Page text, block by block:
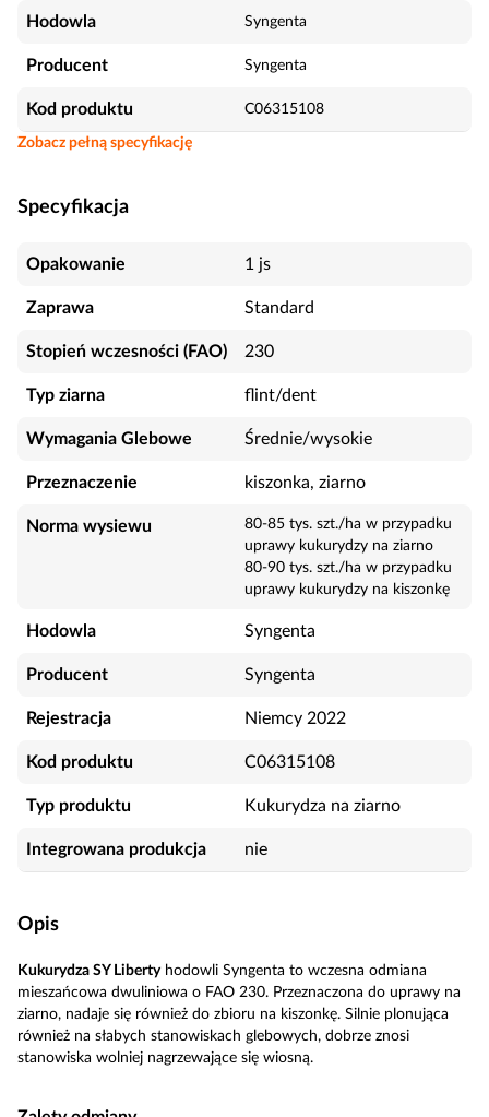
Hodowla Syngenta
Producent Syngenta
Kod produktu C06315108
Zobacz pełną specyfikację
Specyfikacja
Opakowanie 1 js
Zaprawa Standard
Stopień wczesności (FAO) 230
Typ ziarna flint/dent
Wymagania Glebowe Średnie/wysokie
Przeznaczenie kiszonka, ziarno
Norma wysiewu
80-85 tys. szt./ha w przypadku
uprawy kukurydzy na ziarno
80-90 tys. szt./ha w przypadku
uprawy kukurydzy na kiszonkę
Hodowla Syngenta
Producent Syngenta
Rejestracja Niemcy 2022
Kod produktu C06315108
Typ produktu Kukurydza na ziarno
Integrowana produkcja nie
Opis
Kukurydza SY Libertyhodowli Syngenta to wczesna odmiana
mieszańcowa dwuliniowa o FAO 230. Przeznaczona do uprawy na
ziarno, nadaje się również do zbioru na kiszonkę. Silnie plonująca
również na słabych stanowiskach glebowych, dobrze znosi
stanowiska wolniej nagrzewające się wiosną.